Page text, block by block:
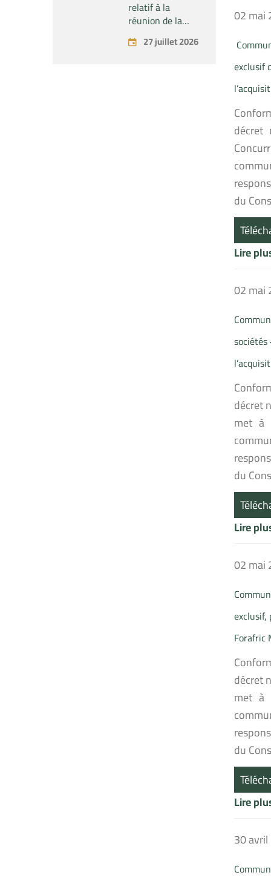
SAS » du
contrôle exclusif
de la société «
Aries Industries
relatif à la
réunion de la
Commission
Permanente du
27 juillet 2026
02 mai
exclusif
du
Lire
02 mai
décret
met à
du
Lire
02 mai
Forafric
décret
met à
du
Lire
30